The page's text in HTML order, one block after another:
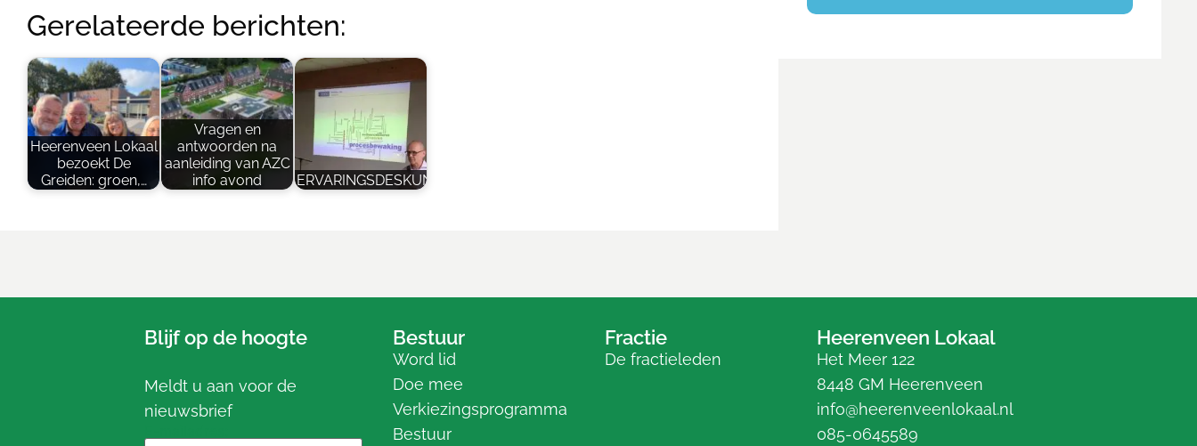
Gerelateerde berichten:
Heerenveen Lokaal
bezoekt De
Greiden: groen,…
Vragen en
antwoorden na
aanleiding van AZC
info avond
ERVARINGSDESKUNDIGEN
Blijf op de hoogte
Meldt u aan voor de
nieuwsbrief
Bestuur
Word lid
Doe mee
Verkiezingsprogramma
Bestuur
Fractie
De fractieleden
Heerenveen Lokaal
Het Meer 122
8448 GM Heerenveen
info@heerenveenlokaal.nl
085-0645589